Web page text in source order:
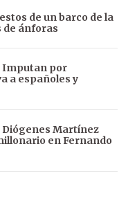
de un barco de la
de ánforas
Imputan por
a españoles y
Diógenes Martínez
en Fernando